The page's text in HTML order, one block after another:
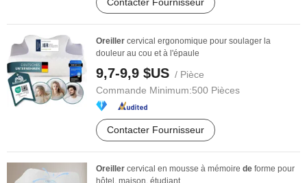
Oreiller cervical ergonomique pour soulager la
douleur au cou et à l'épaule
9,7-9,9 $US / Pièce
Commande Minimum:500 Pièces
Contacter Fournisseur
Oreiller cervical en mousse à mémoire de forme pour
hôtel, maison, étudiant